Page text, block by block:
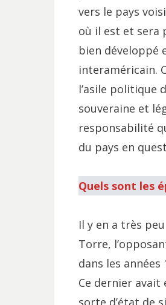
vers le pays
où il est et sera
bien développé
interaméricain.
l’asile politique
souveraine et
responsabilité
du pays en
Quels sont les
Il y en a très
Torre,
dans les
Ce dernier avait
sorte d’état de